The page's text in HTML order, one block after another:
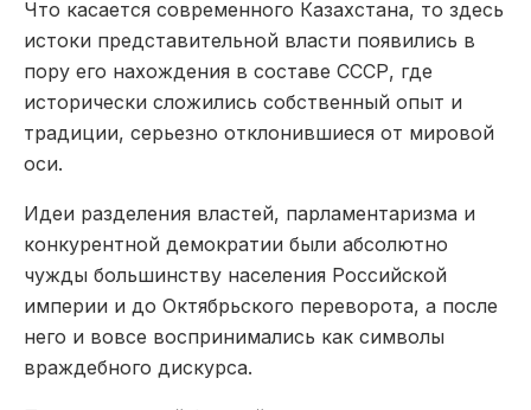
Что касается современного Казахстана, то здесь
истоки представительной власти по­явились в
пору его нахождения в составе СССР, где
исторически сложились собственный опыт и
традиции, серьезно отклонившиеся от мировой
оси.
Идеи разделения властей, парламентаризма и
конкурент­ной демократии были абсолютно
чужды большинству населения Российской
империи и до Октябрьского переворота, а после
него и вовсе воспринимались как символы
враждебного дискурса.